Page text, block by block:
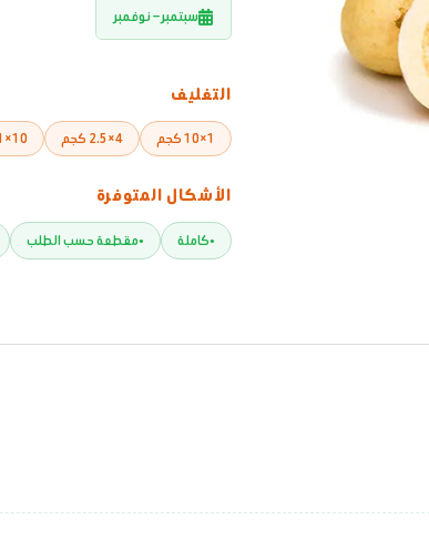
سبتمبر – نوفمبر
التغليف
1×10 كجم 4×2.5 كجم 10×1 كجم
الأشكال المتوفرة
كاملة مقطعة حسب الطلب